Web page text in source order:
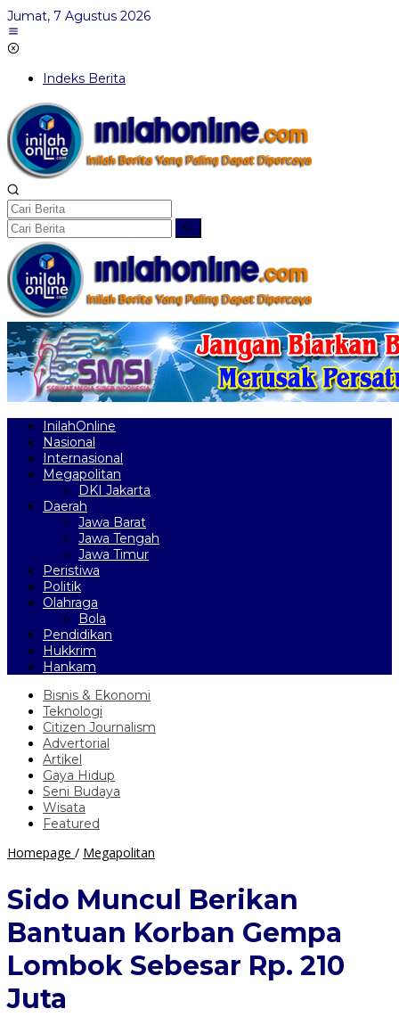
Lewati
ke
konten
Jumat, 7 Agustus 2026
Indeks Berita
InilahOnline
Nasional
Internasional
Megapolitan
DKI Jakarta
Daerah
Jawa Barat
Jawa Tengah
Jawa Timur
Peristiwa
Politik
Olahraga
Bola
Pendidikan
Hukkrim
Hankam
Bisnis & Ekonomi
Teknologi
Citizen Journalism
Advertorial
Artikel
Gaya Hidup
Seni Budaya
Wisata
Featured
Homepage / Megapolitan
Berikan
Bantuan
Korban
Gempa
Lombok
Sebesar
Sido Muncul Berikan
Bantuan Korban Gempa
Lombok Sebesar Rp. 210
Juta